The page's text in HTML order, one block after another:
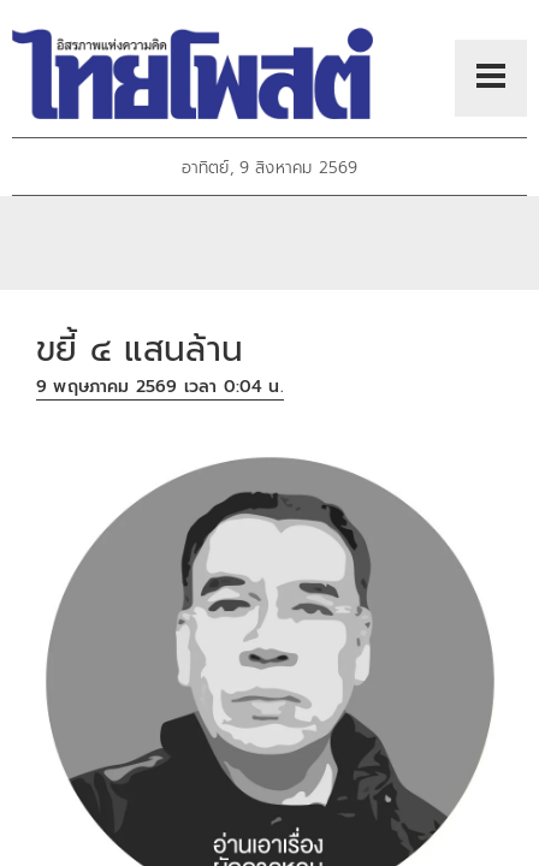
อาทิตย์, 9 สิงหาคม 2569
ขยี้ ๔ แสนล้าน
9 พฤษภาคม 2569 เวลา 0:04 น.